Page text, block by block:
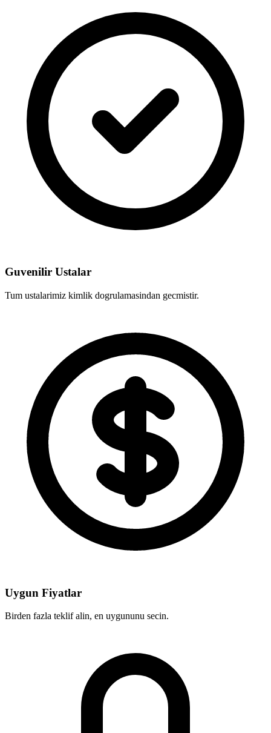
Guvenilir Ustalar
Tum ustalarimiz kimlik dogrulamasindan gecmistir.
Uygun Fiyatlar
Birden fazla teklif alin, en uygununu secin.